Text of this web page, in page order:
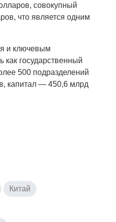
совокупный
что является одним
и ключевым
как государственный
500 подразделений
капитал — 450,6 млрд
Китай